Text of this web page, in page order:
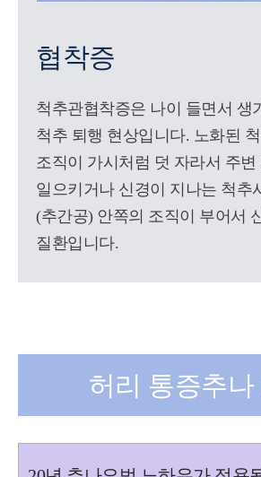
협착증
척추관협착증은 나이 들면서 생
척추 퇴행 현상입니다. 노화된
조직이 가시처럼 덧 자라서 주
일으키거나 신경이 지나는 척추
(추간공) 안쪽의 조직이 부어서
질환입니다.
허리 통증추나